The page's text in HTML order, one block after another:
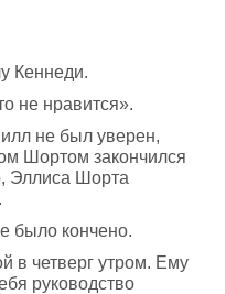
Кеннеди.
не нравится».
не был уверен,
Шортом закончился
Эллиса Шорта
было кончено.
в четверг утром. Ему
руководство